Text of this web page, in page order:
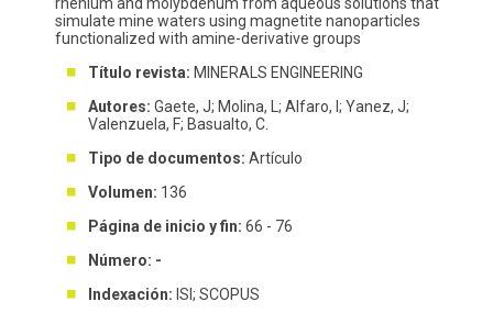
simulate mine waters using magnetite nanoparticles
functionalized with amine-derivative groups
Título revista: MINERALS ENGINEERING
Autores: Gaete, J; Molina, L; Alfaro, I; Yanez, J;
Valenzuela, F; Basualto, C.
Tipo de documentos: Artículo
Volumen: 136
Página de inicio y fin: 66 - 76
Número: -
Indexación: ISI; SCOPUS